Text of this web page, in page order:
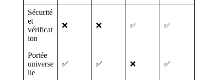
Sécurité
et
vérificat
ion
❌ ❌ ✅ ✅
Portée
universe
lle
✅ ✅ ❌ ✅